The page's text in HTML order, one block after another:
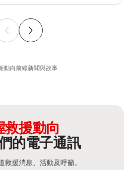
動向前線新聞與故事
救援動向
的電子通訊
救援消息、活動及呼籲。